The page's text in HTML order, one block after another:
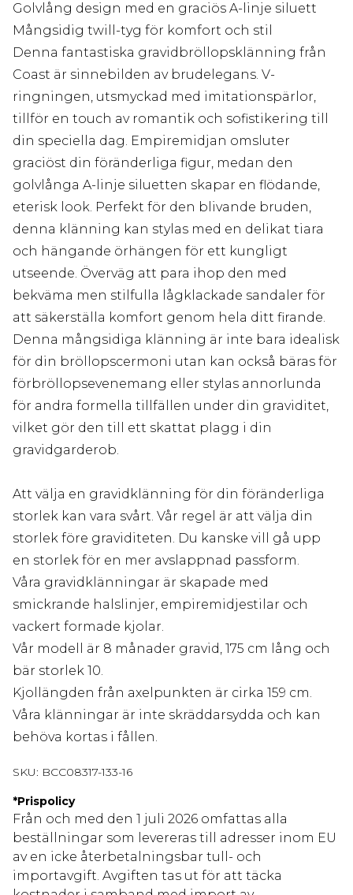
Golvlång design med en graciös A-linje siluett
Mångsidig twill-tyg för komfort och stil
Denna fantastiska gravidbröllopsklänning från
Coast är sinnebilden av brudelegans. V-
ringningen, utsmyckad med imitationspärlor,
tillför en touch av romantik och sofistikering till
din speciella dag. Empiremidjan omsluter
graciöst din föränderliga figur, medan den
golvlånga A-linje siluetten skapar en flödande,
eterisk look. Perfekt för den blivande bruden,
denna klänning kan stylas med en delikat tiara
och hängande örhängen för ett kungligt
utseende. Överväg att para ihop den med
bekväma men stilfulla lågklackade sandaler för
att säkerställa komfort genom hela ditt firande.
Denna mångsidiga klänning är inte bara idealisk
för din bröllopscermoni utan kan också bäras för
förbröllopsevenemang eller stylas annorlunda
för andra formella tillfällen under din graviditet,
vilket gör den till ett skattat plagg i din
gravidgarderob.
Att välja en gravidklänning för din föränderliga
storlek kan vara svårt. Vår regel är att välja din
storlek före graviditeten. Du kanske vill gå upp
en storlek för en mer avslappnad passform.
Våra gravidklänningar är skapade med
smickrande halslinjer, empiremidjestilar och
vackert formade kjolar.
Vår modell är 8 månader gravid, 175 cm lång och
bär storlek 10.
Kjollängden från axelpunkten är cirka 159 cm.
Våra klänningar är inte skräddarsydda och kan
behöva kortas i fållen.
SKU: BCC08317-133-16
*Prispolicy
Från och med den 1 juli 2026 omfattas alla
beställningar som levereras till adresser inom EU
av en icke återbetalningsbar tull- och
importavgift. Avgiften tas ut för att täcka